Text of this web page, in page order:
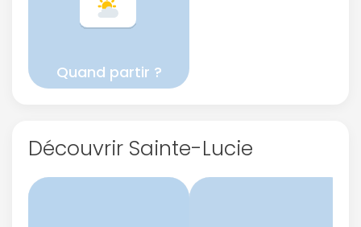
Quand partir ?
Découvrir Sainte-Lucie